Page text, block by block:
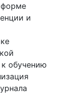
и
обучению